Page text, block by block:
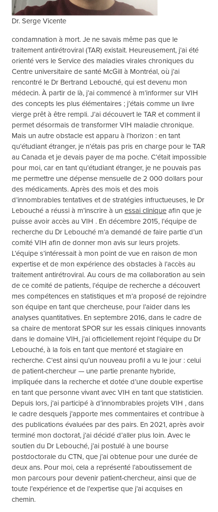
Dr. Serge Vicente
condamnation à mort. Je ne savais même pas que le
traitement antirétroviral (TAR) existait. Heureusement, j’ai été
orienté vers le Service des maladies virales chroniques du
Centre universitaire de santé McGill à Montréal, où j’ai
rencontré le Dr Bertrand Lebouché, qui est devenu mon
médecin. À partir de là, j’ai commencé à m’informer sur VIH
des concepts les plus élémentaires ; j’étais comme un livre
vierge prêt à être rempli. J’ai découvert le TAR et comment il
permet désormais de transformer VIH maladie chronique.
Mais un autre obstacle est apparu à l’horizon : en tant
qu’étudiant étranger, je n’étais pas pris en charge pour le TAR
au Canada et je devais payer de ma poche. C’était impossible
pour moi, car en tant qu’étudiant étranger, je ne pouvais pas
me permettre une dépense mensuelle de 2 000 dollars pour
des médicaments. Après des mois et des mois
d’innombrables tentatives et de stratégies infructueuses, le Dr
Lebouché a réussi à m’inscrire à un essai cliniqueafin que je
puisse avoir accès au VIH . En décembre 2015, l’équipe de
recherche du Dr Lebouché m’a demandé de faire partie d’un
comité VIH afin de donner mon avis sur leurs projets.
L’équipe s’intéressait à mon point de vue en raison de mon
expertise et de mon expérience des obstacles à l’accès au
traitement antirétroviral. Au cours de ma collaboration au sein
de ce comité de patients, l’équipe de recherche a découvert
mes compétences en statistiques et m’a proposé de rejoindre
son équipe en tant que chercheuse, pour l’aider dans les
analyses quantitatives. En septembre 2016, dans le cadre de
sa chaire de mentorat SPOR sur les essais cliniques innovants
dans le domaine VIH, j’ai officiellement rejoint l’équipe du Dr
Lebouché, à la fois en tant que mentoré et stagiaire en
recherche. C’est ainsi qu’un nouveau profil a vu le jour : celui
de patient-chercheur — une partie prenante hybride,
impliquée dans la recherche et dotée d’une double expertise
en tant que personne vivant avec VIH en tant que statisticien.
Depuis lors, j’ai participé à d’innombrables projets VIH , dans
le cadre desquels j’apporte mes commentaires et contribue à
des publications évaluées par des pairs. En 2021, après avoir
terminé mon doctorat, j’ai décidé d’aller plus loin. Avec le
soutien du Dr Lebouché, j’ai postulé à une bourse
postdoctorale du CTN, que j’ai obtenue pour une durée de
deux ans. Pour moi, cela a représenté l’aboutissement de
mon parcours pour devenir patient-chercheur, ainsi que de
toute l’expérience et de l’expertise que j’ai acquises en
chemin.